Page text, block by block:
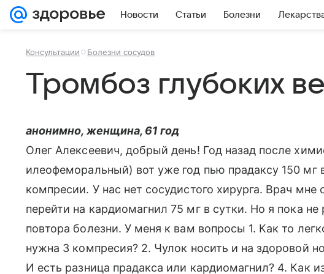
Новости Статьи Болезни
Консультации Болезни сосудов
Тромбоз глубоких
анонимно, женщина, 61 год
Олег Алексеевич, добрый день! Год назад после
илеофеморальный) вот уже год пью прадаксу 150 мг
компресии. У нас нет сосудистого хирурга. Врач
перейти на кардиомагнил 75 мг в сутки. Но я пока
повтора болезни. У меня к вам вопросы 1. Как то
нужна 3 компресия? 2. Чулок носить и на здоровой
И есть разница прадакса или кардиомагнил? 4. Как